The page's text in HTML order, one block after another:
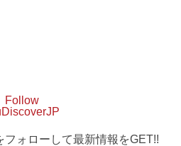
Follow
フォローして最新情報をGET!!